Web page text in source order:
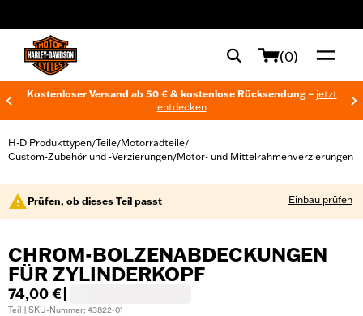
(0)
Kostenloser Versand ab 50 € & kostenlose Rücksendung – jetzt
entdecken
H-D Produkttypen/Teile/Motorradteile/
Custom-Zubehör und -Verzierungen/Motor- und Mittelrahmenverzierungen
Prüfen, ob dieses Teil passt Einbau prüfen
CHROM-BOLZENABDECKUNGEN
FÜR ZYLINDERKOPF
74,00 €
Teil | SKU-Nummer: 43822-01